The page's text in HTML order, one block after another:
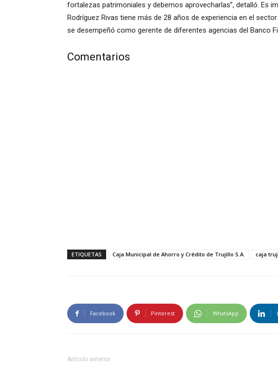
fortalezas patrimoniales y debemos aprovecharlas”, detalló. Es
Rodríguez Rivas tiene más de 28 años de experiencia en el
se desempeñó como gerente de diferentes agencias del Banco
Comentarios
ETIQUETAS Caja Municipal de Ahorro y Crédito de Trujillo S.A. caja
Facebook Pinterest WhatsApp
Artículo anterior